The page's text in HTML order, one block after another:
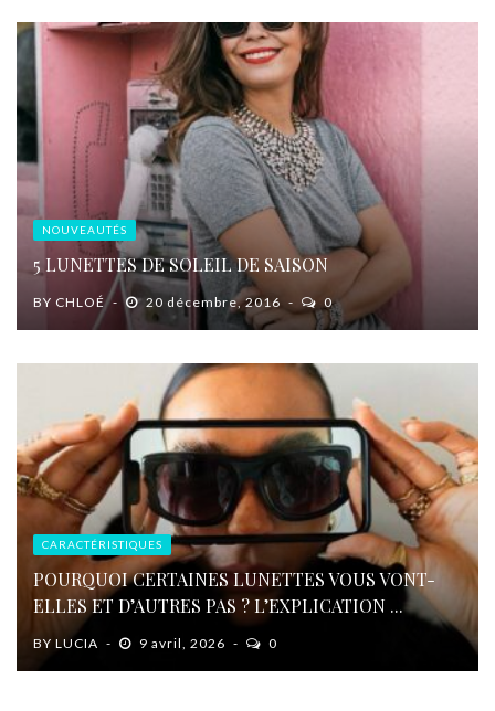
NOUVEAUTÉS
5 LUNETTES DE SOLEIL DE SAISON
BY CHLOÉ 20 décembre, 2016 0
CARACTÉRISTIQUES
POURQUOI CERTAINES LUNETTES VOUS VONT-
ELLES ET D’AUTRES PAS ? L’EXPLICATION ...
BY LUCIA 9 avril, 2026 0